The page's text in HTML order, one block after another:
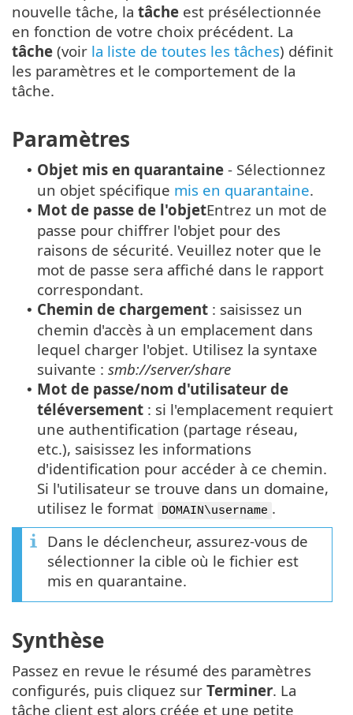
nouvelle tâche, la tâche est présélectionnée
en fonction de votre choix précédent. La
tâche (voir la liste de toutes les tâches) définit
les paramètres et le comportement de la
tâche.
Paramètres
• Objet mis en quarantaine - Sélectionnez
un objet spécifique mis en quarantaine.
• Mot de passe de l'objetEntrez un mot de
passe pour chiffrer l'objet pour des
raisons de sécurité. Veuillez noter que le
mot de passe sera affiché dans le rapport
correspondant.
• Chemin de chargement : saisissez un
chemin d'accès à un emplacement dans
lequel charger l'objet. Utilisez la syntaxe
suivante : smb://server/share
• Mot de passe/nom d'utilisateur de
téléversement : si l'emplacement requiert
une authentification (partage réseau,
etc.), saisissez les informations
d'identification pour accéder à ce chemin.
Si l'utilisateur se trouve dans un domaine,
utilisez le format
DOMAIN\username .
Dans le déclencheur, assurez-vous de
sélectionner la cible où le fichier est
mis en quarantaine.
Synthèse
Passez en revue le résumé des paramètres
configurés, puis cliquez sur Terminer. La
tâche client est alors créée et une petite